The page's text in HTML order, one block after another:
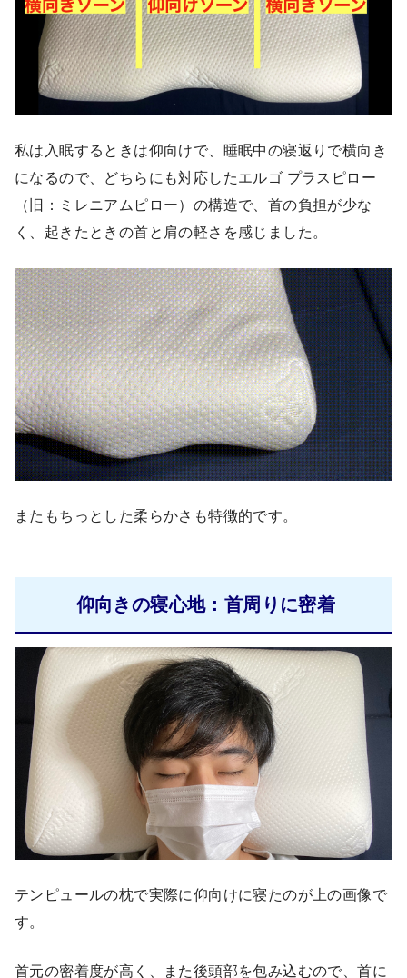
私は入眠するときは仰向けで、睡眠中の寝返りで横向き
になるので、どちらにも対応したエルゴ プラスピロー
（旧：ミレニアムピロー）の構造で、首の負担が少な
く、起きたときの首と肩の軽さを感じました。
またもちっとした柔らかさも特徴的です。
仰向きの寝心地：首周りに密着
テンピュールの枕で実際に仰向けに寝たのが上の画像で
す。
首元の密着度が高く、また後頭部を包み込むので、首に